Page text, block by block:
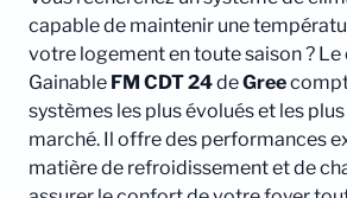
capable de maintenir une
votre logement en toute saison ?
Gainable FM CDT 24deGree
systèmes les plus évolués et les
marché. Il offre des performances
matière de refroidissement et de